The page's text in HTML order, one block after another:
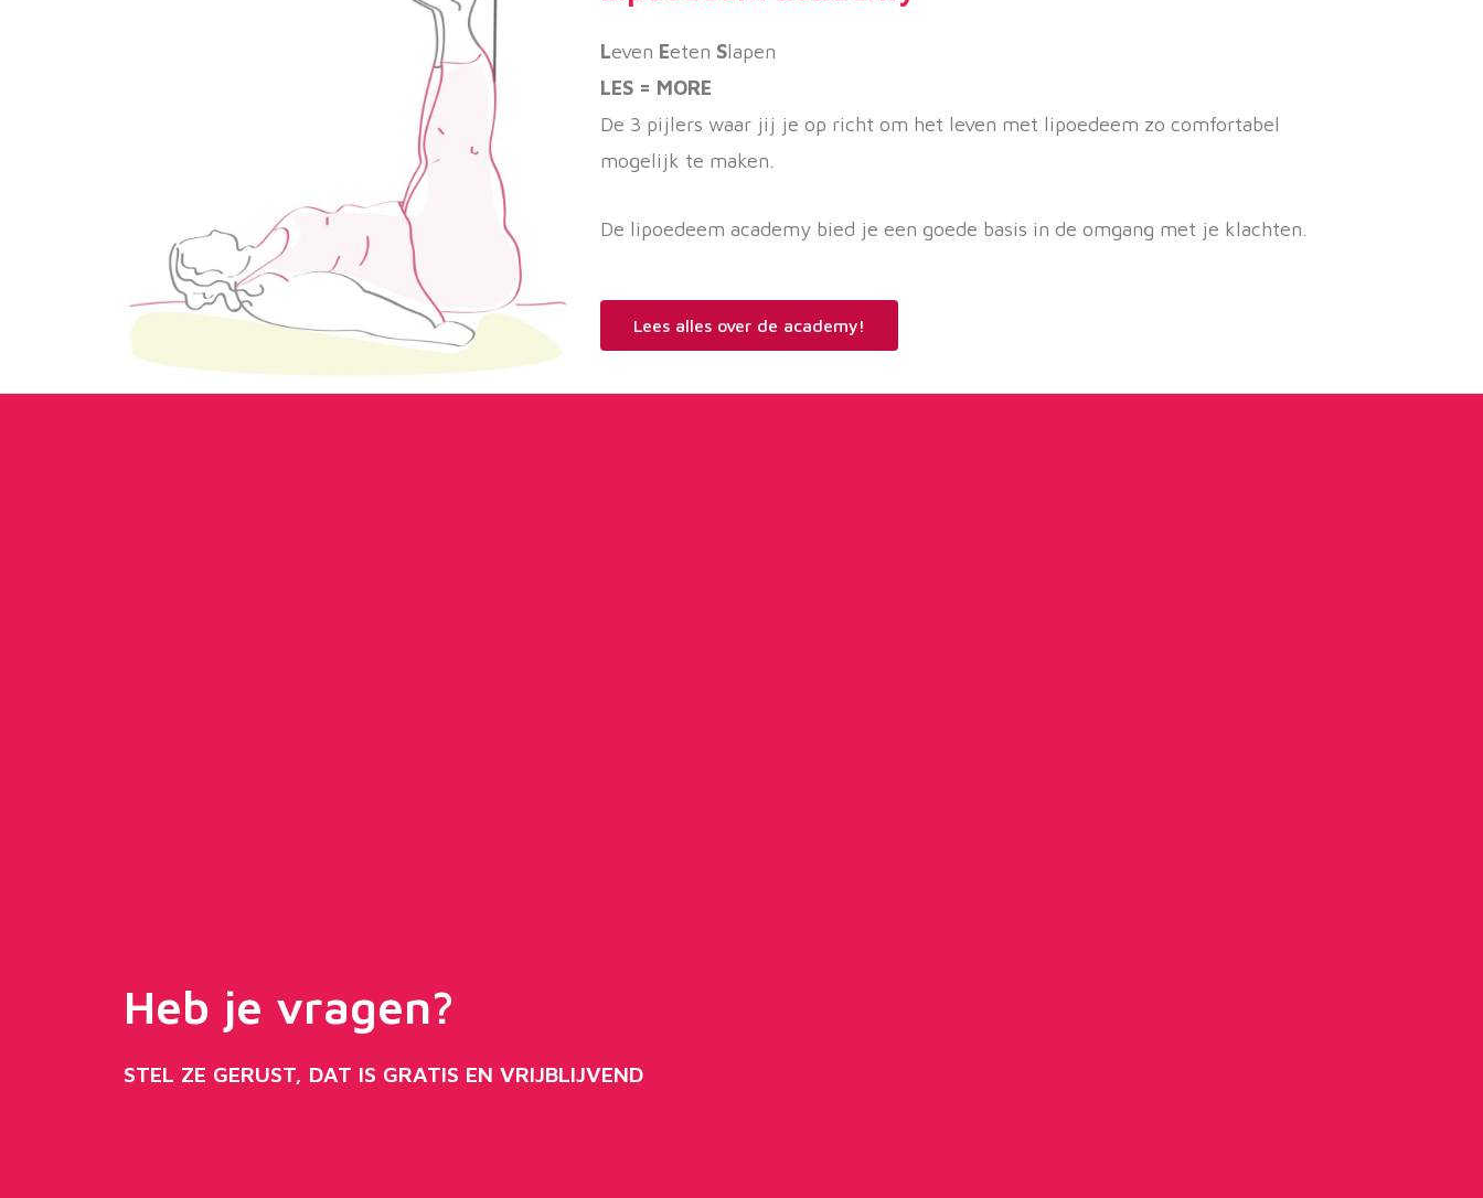
Leven Eeten Slapen
LES = MORE
De 3 pijlers waar jij je op richt om het leven met lipoedeem zo comfortabel
mogelijk te maken.
De lipoedeem academy bied je een goede basis in de omgang met je klachten.
Lees alles over de academy!
Heb je vragen?
STEL ZE GERUST, DAT IS GRATIS EN VRIJBLIJVEND